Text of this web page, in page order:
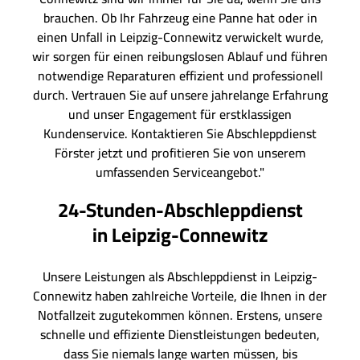
brauchen. Ob Ihr Fahrzeug eine Panne hat oder in
einen Unfall in Leipzig-Connewitz verwickelt wurde,
wir sorgen für einen reibungslosen Ablauf und führen
notwendige Reparaturen effizient und professionell
durch. Vertrauen Sie auf unsere jahrelange Erfahrung
und unser Engagement für erstklassigen
Kundenservice. Kontaktieren Sie Abschleppdienst
Förster jetzt und profitieren Sie von unserem
umfassenden Serviceangebot."
24-Stunden-Abschleppdienst
in Leipzig-Connewitz
Unsere Leistungen als Abschleppdienst in Leipzig-
Connewitz haben zahlreiche Vorteile, die Ihnen in der
Notfallzeit zugutekommen können. Erstens, unsere
schnelle und effiziente Dienstleistungen bedeuten,
dass Sie niemals lange warten müssen, bis